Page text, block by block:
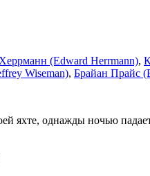
(Edward Herrmann),
Wiseman), Брайан Прайс
яхте, однажды ночью